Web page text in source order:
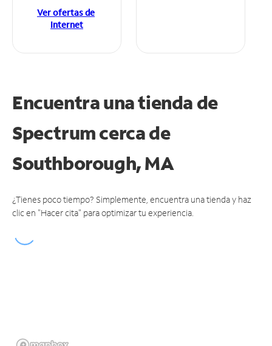
Ver ofertas de
Internet
Encuentra una tienda de
Spectrumcerca de
Southborough, MA
¿Tienes poco tiempo? Simplemente, encuentra una tienda y haz
clic en "Hacer cita" para optimizar tu experiencia.